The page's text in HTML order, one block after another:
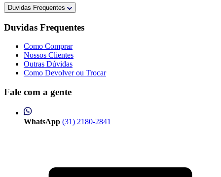
Duvidas Frequentes
Duvidas Frequentes
Como Comprar
Nossos Clientes
Outras Dúvidas
Como Devolver ou Trocar
Fale com a gente
WhatsApp (31) 2180-2841